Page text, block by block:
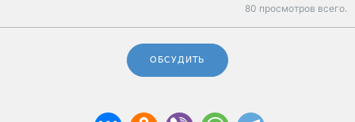
80 просмотров всего.
ОБСУДИТЬ